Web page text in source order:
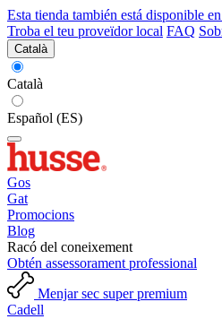
Esta tienda también está disponible
Troba el teu proveïdor local FAQ
Català
Català
Español (ES)
Gos
Gat
Promocions
Blog
Racó del coneixement
Obtén assessorament professional
Menjar sec super premium
Cadell